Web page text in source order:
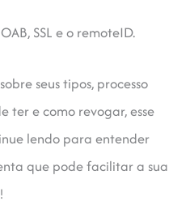
SSL e o remoteID.
seus tipos, processo
ter e como revogar, esse
lendo para entender
que pode facilitar a sua